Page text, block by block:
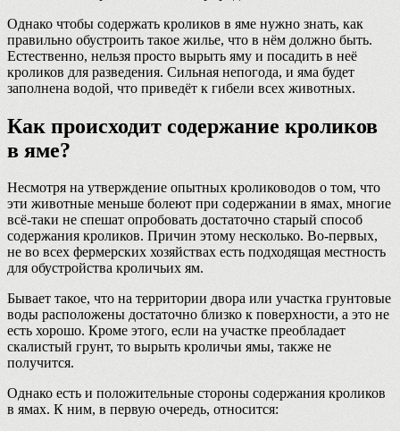
Однако чтобы содержать кроликов в яме нужно знать, как
правильно обустроить такое жилье, что в нём должно быть.
Естественно, нельзя просто вырыть яму и посадить в неё
кроликов для разведения. Сильная непогода, и яма будет
заполнена водой, что приведёт к гибели всех животных.
Как происходит содержание кроликов
в яме?
Несмотря на утверждение опытных кролиководов о том, что
эти животные меньше болеют при содержании в ямах, многие
всё-таки не спешат опробовать достаточно старый способ
содержания кроликов. Причин этому несколько. Во-первых,
не во всех фермерских хозяйствах есть подходящая местность
для обустройства кроличьих ям.
Бывает такое, что на территории двора или участка грунтовые
воды расположены достаточно близко к поверхности, а это не
есть хорошо. Кроме этого, если на участке преобладает
скалистый грунт, то вырыть кроличьи ямы, также не
получится.
Однако есть и положительные стороны содержания кроликов
в ямах. К ним, в первую очередь, относится: